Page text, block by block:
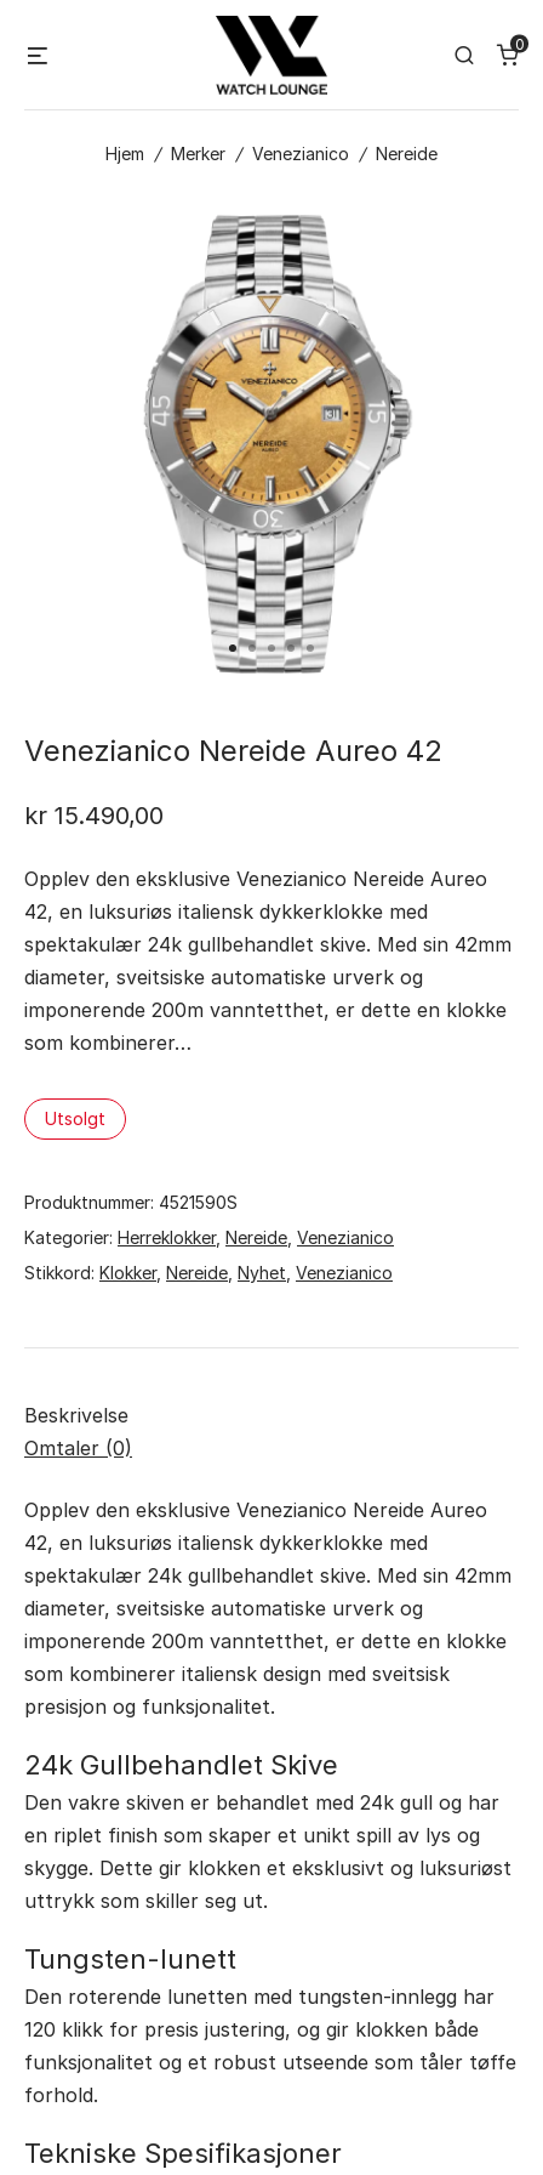
Search
0
Hjem / Merker / Venezianico / Nereide
Venezianico Nereide Aureo 42
kr 15.490,00
Opplev den eksklusive Venezianico Nereide Aureo
42, en luksuriøs italiensk dykkerklokke med
spektakulær 24k gullbehandlet skive. Med sin 42mm
diameter, sveitsiske automatiske urverk og
imponerende 200m vanntetthet, er dette en klokke
som kombinerer…
Utsolgt
Produktnummer: 4521590S
Kategorier: Herreklokker, Nereide Venezianico
Stikkord: Klokker, Nereide Nyhet Venezianico
Beskrivelse
Omtaler (0)
Opplev den eksklusive Venezianico Nereide Aureo
42, en luksuriøs italiensk dykkerklokke med
spektakulær 24k gullbehandlet skive. Med sin 42mm
diameter, sveitsiske automatiske urverk og
imponerende 200m vanntetthet, er dette en klokke
som kombinerer italiensk design med sveitsisk
presisjon og funksjonalitet.
24k Gullbehandlet Skive
Den vakre skiven er behandlet med 24k gull og har
en riplet finish som skaper et unikt spill av lys og
skygge. Dette gir klokken et eksklusivt og luksuriøst
uttrykk som skiller seg ut.
Tungsten-lunett
Den roterende lunetten med tungsten-innlegg har
120 klikk for presis justering, og gir klokken både
funksjonalitet og et robust utseende som tåler tøffe
forhold.
Tekniske Spesifikasjoner